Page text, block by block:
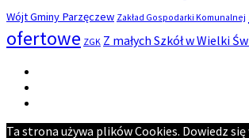
Wójt Gminy Parzęczew Zakład Gospodarki Komunalnej
ofertowe ZGK Z małych Szkół w Wielki
Back
Ta strona używa plików Cookies. Dowiedz się